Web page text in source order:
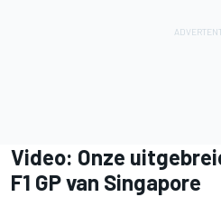
Video: Onze
F1 GP van Singapore